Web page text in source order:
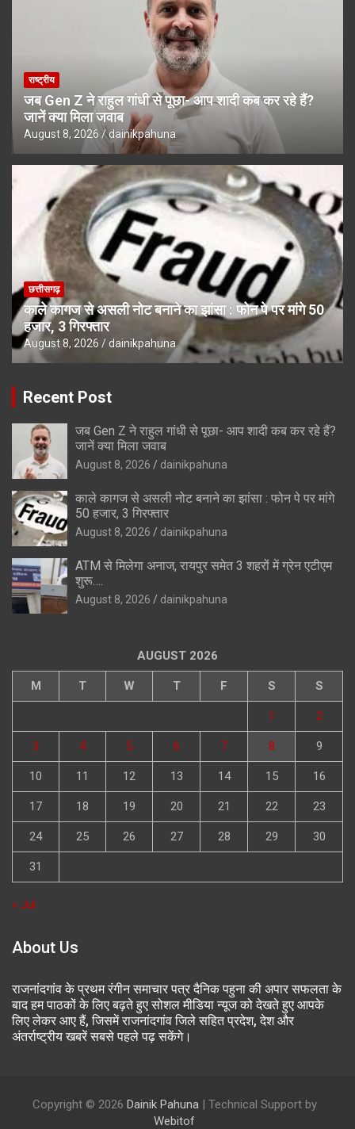
राष्ट्रीय
जब Gen Z ने राहुल गांधी से पूछा- आप शादी कब कर रहे हैं?
जानें क्या मिला जवाब
August 8, 2026 dainikpahuna
छत्तीसगढ़
काले कागज से असली नोट बनाने का झांसा : फोन पे पर मांगे 50
हजार, 3 गिरफ्तार
August 8, 2026 dainikpahuna
Recent Post
जब Gen Z ने राहुल गांधी से पूछा- आप शादी कब कर रहे हैं?
जानें क्या मिला जवाब
August 8, 2026 dainikpahuna
काले कागज से असली नोट बनाने का झांसा : फोन पे पर मांगे
50 हजार, 3 गिरफ्तार
August 8, 2026 dainikpahuna
ATM से मिलेगा अनाज, रायपुर समेत 3 शहरों में ग्रेन एटीएम
शुरू….
August 8, 2026 dainikpahuna
AUGUST 2026
M T W T F S S
1 2
3 4 5 6 7 8 9
10 11 12 13 14 15 16
17 18 19 20 21 22 23
24 25 26 27 28 29 30
31
« Jul
About Us
राजनांदगांव के प्रथम रंगीन समाचार पत्र दैनिक पहुना की अपार सफलता के
बाद हम पाठकों के लिए बढ़ते हुए सोशल मीडिया न्यूज को देखते हुए आपके
लिए लेकर आए हैं, जिसमें राजनांदगांव जिले सहित प्रदेश, देश और
अंतर्राष्ट्रीय खबरें सबसे पहले पढ़ सकेंगे।
Copyright © 2026 Dainik Pahuna| Technical Support by
Webitof